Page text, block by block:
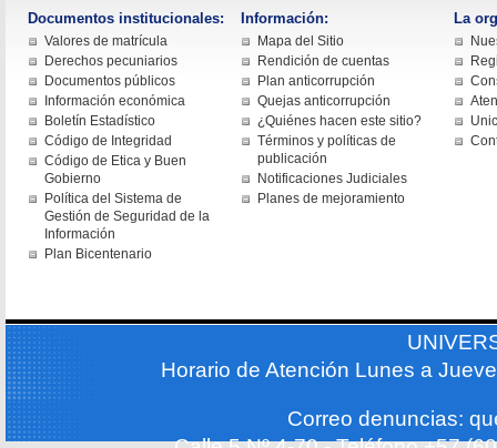
Documentos institucionales:
Valores de matrícula
Derechos pecuniarios
Documentos públicos
Información económica
Boletín Estadístico
Código de Integridad
Código de Etica y Buen
Gobierno
Política del Sistema de
Gestión de Seguridad de la
Información
Plan Bicentenario
Información:
Mapa del Sitio
Rendición de cuentas
Plan anticorrupción
Quejas anticorrupción
¿Quiénes hacen este sitio?
Términos y políticas de
publicación
Notificaciones Judiciales
Planes de mejoramiento
La
Horario de Atención Lunes a
Correo denuncias: